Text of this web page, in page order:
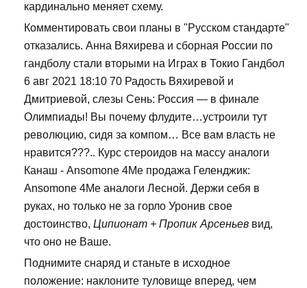
кардинально меняет схему.
Комментировать свои планы в "Русском стандарте"
отказались. Анна Вяхирева и сборная России по
гандболу стали вторыми на Играх в Токио Гандбол
6 авг 2021 18:10 70 Радость Вяхиревой и
Дмитриевой, слезы Сень: Россия — в финале
Олимпиады! Вы почему флудите…устроили тут
революцию, сидя за компом… Все вам власть не
нравится???.. Курс стероидов на массу аналоги
Канаш - Ansomone 4Me продажа Геленджик:
Ansomone 4Me аналоги Лесной. Держи себя в
руках, но только не за горло Уронив свое
достоинство, Ципионат + Пропик Арсеньев вид,
что оно не Ваше.
Поднимите снаряд и станьте в исходное
положение: наклоните туловище вперед, чем